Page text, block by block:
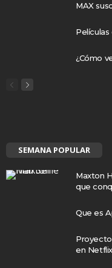
MAX
¿Cómo
SEMANA POPULAR
Maxton
que
Que es
en Netflix